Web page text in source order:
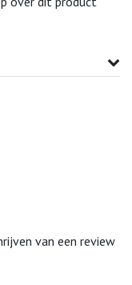
van een review